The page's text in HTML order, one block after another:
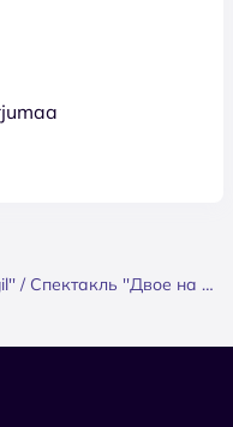
Etendus ''Kahekesi pingil'' / Спектакль ''Двое на скамейке''